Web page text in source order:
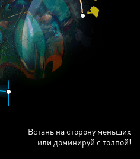
Встань на сторону меньших
или доминируй с толпой!